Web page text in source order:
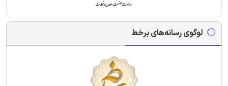
لوگوی رسانه‌های برخط